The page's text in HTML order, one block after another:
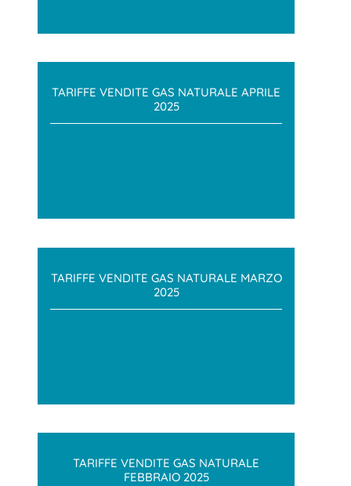
TARIFFE VENDITE GAS NATURALE APRILE
2025
TARIFFE VENDITE GAS NATURALE MARZO
2025
TARIFFE VENDITE GAS NATURALE
FEBBRAIO 2025